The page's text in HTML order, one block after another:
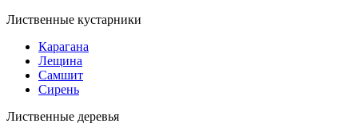
Лиственные кустарники
Карагана
Лещина
Самшит
Сирень
Лиственные деревья